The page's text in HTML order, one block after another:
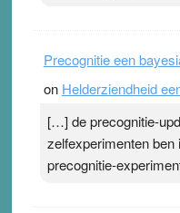
Precognitie een
on Helderziendheid
[…] de precognitie-
zelfexperimenten
precognitie-